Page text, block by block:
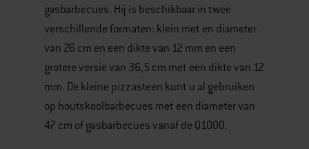
gasbarbecues. Hij is beschikbaar in twee
verschillende formaten: klein met en diameter
van 26 cm en een dikte van 12 mm en een
grotere versie van 36,5 cm met een dikte van 12
mm. De kleine pizzasteen kunt u al gebruiken
op houtskoolbarbecues met een diameter van
47 cm of gasbarbecues vanaf de Q1000.